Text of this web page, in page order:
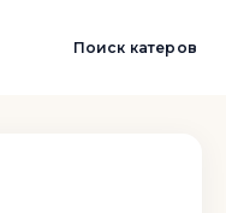
Поиск катеров